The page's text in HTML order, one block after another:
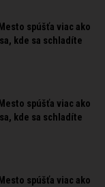
spúšťa viac ako
kde sa schladíte
spúšťa viac ako
kde sa schladíte
spúšťa viac ako